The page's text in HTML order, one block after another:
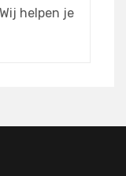
helpen je